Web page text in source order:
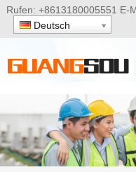
Rufen: +8613180005551 E-
Deutsch